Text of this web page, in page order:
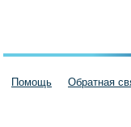
Помощь Обратная